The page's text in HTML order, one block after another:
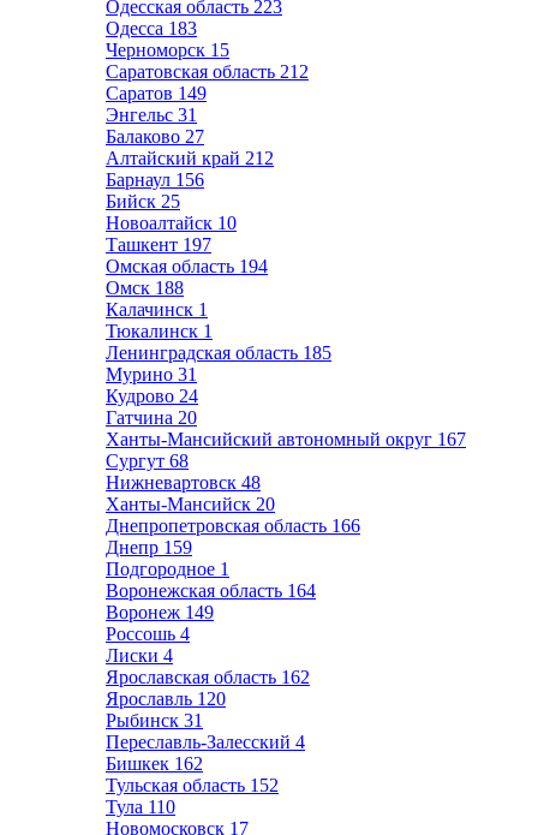
Одесская область 223
Одесса 183
Черноморск 15
Саратовская область 212
Саратов 149
Энгельс 31
Балаково 27
Алтайский край 212
Барнаул 156
Бийск 25
Новоалтайск 10
Ташкент 197
Омская область 194
Омск 188
Калачинск 1
Тюкалинск 1
Ленинградская область 185
Мурино 31
Кудрово 24
Гатчина 20
Ханты-Мансийский автономный округ 167
Сургут 68
Нижневартовск 48
Ханты-Мансийск 20
Днепропетровская область 166
Днепр 159
Подгородное 1
Воронежская область 164
Воронеж 149
Россошь 4
Лиски 4
Ярославская область 162
Ярославль 120
Рыбинск 31
Переславль-Залесский 4
Бишкек 162
Тульская область 152
Тула 110
Новомосковск 17